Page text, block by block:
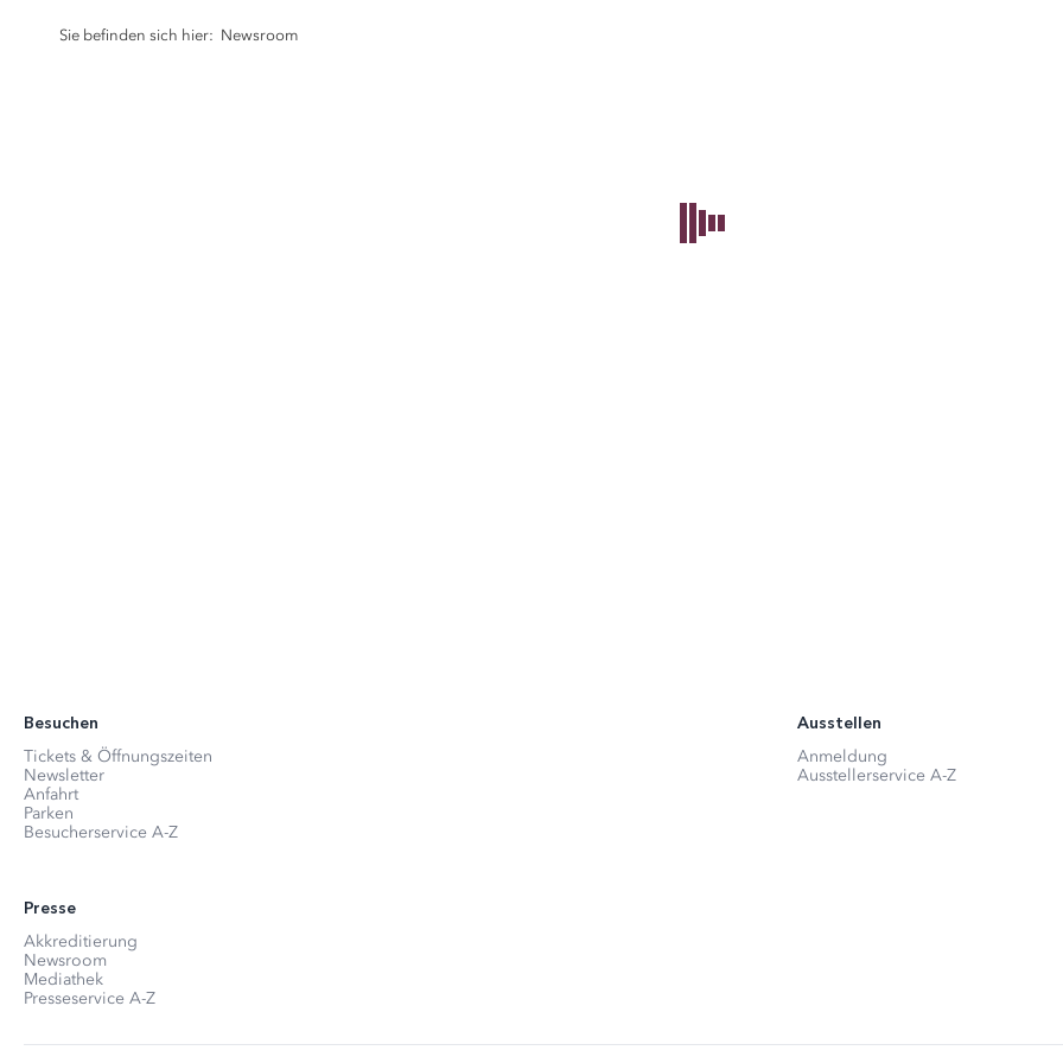
Sie befinden sich hier: Newsroom
Besuchen
Tickets & Öffnungszeiten
Newsletter
Anfahrt
Parken
Besucherservice A-Z
Ausstellen
Anmeldung
Ausstellerservice A-Z
Presse
Akkreditierung
Newsroom
Mediathek
Presseservice A-Z